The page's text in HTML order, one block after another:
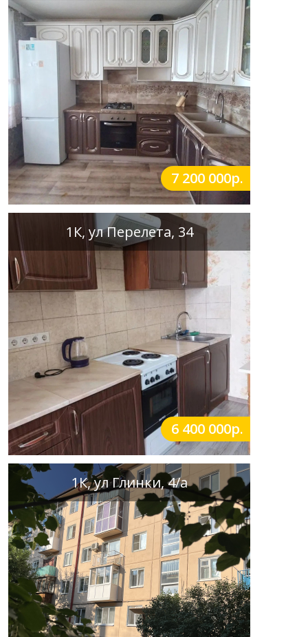
7 200 000р.
1К, ул Перелета, 34
6 400 000р.
1К, ул Глинки, 4/а